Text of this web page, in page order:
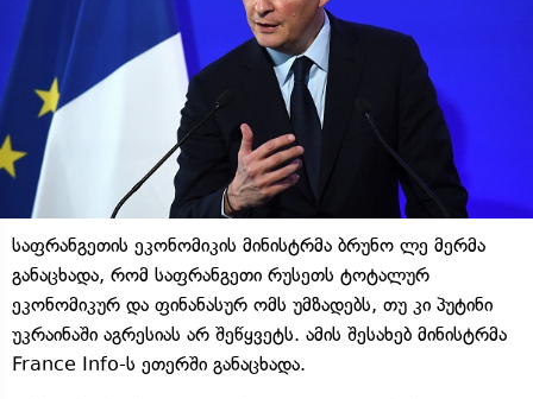
საფრანგეთის ეკონომიკის მინისტრმა ბრუნო ლე მერმა
განაცხადა, რომ საფრანგეთი რუსეთს ტოტალურ
ეკონომიკურ და ფინანასურ ომს უმზადებს, თუ კი პუტინი
უკრაინაში აგრესიას არ შეწყვეტს. ამის შესახებ მინისტრმა
France Info-ს ეთერში განაცხადა.